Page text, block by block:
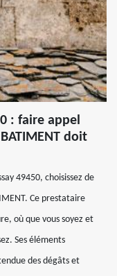
: faire appel
doit
49450, choisissez de
Ce prestataire
où que vous soyez et
Ses éléments
des dégâts et